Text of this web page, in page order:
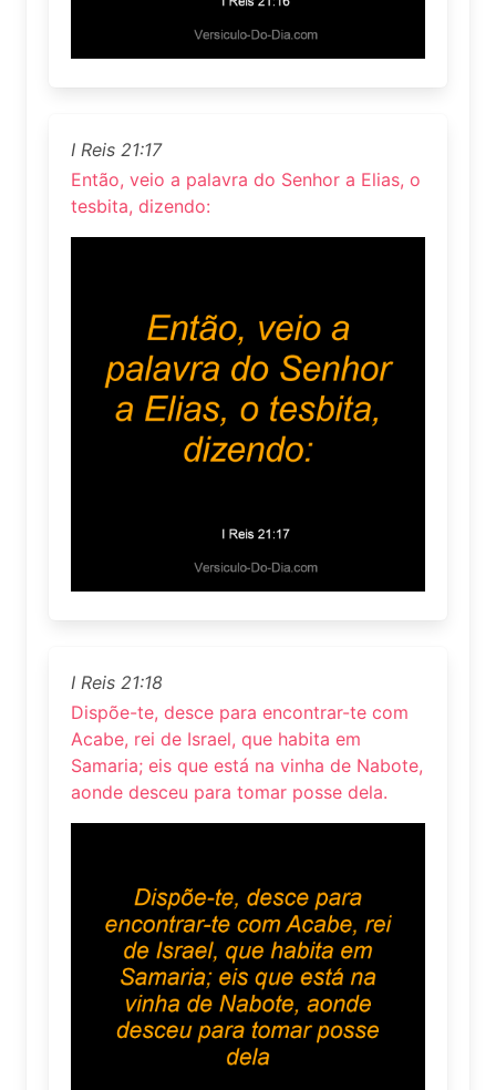
I Reis 21:17
Então, veio a palavra do Senhor a Elias, o
tesbita, dizendo:
I Reis 21:18
Dispõe-te, desce para encontrar-te com
Acabe, rei de Israel, que habita em
Samaria; eis que está na vinha de Nabote,
aonde desceu para tomar posse dela.